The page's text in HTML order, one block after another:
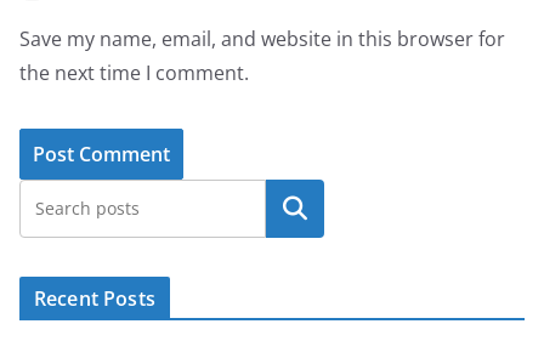
Save my name, email, and website in this browser for
the next time I comment.
Search
Recent Posts